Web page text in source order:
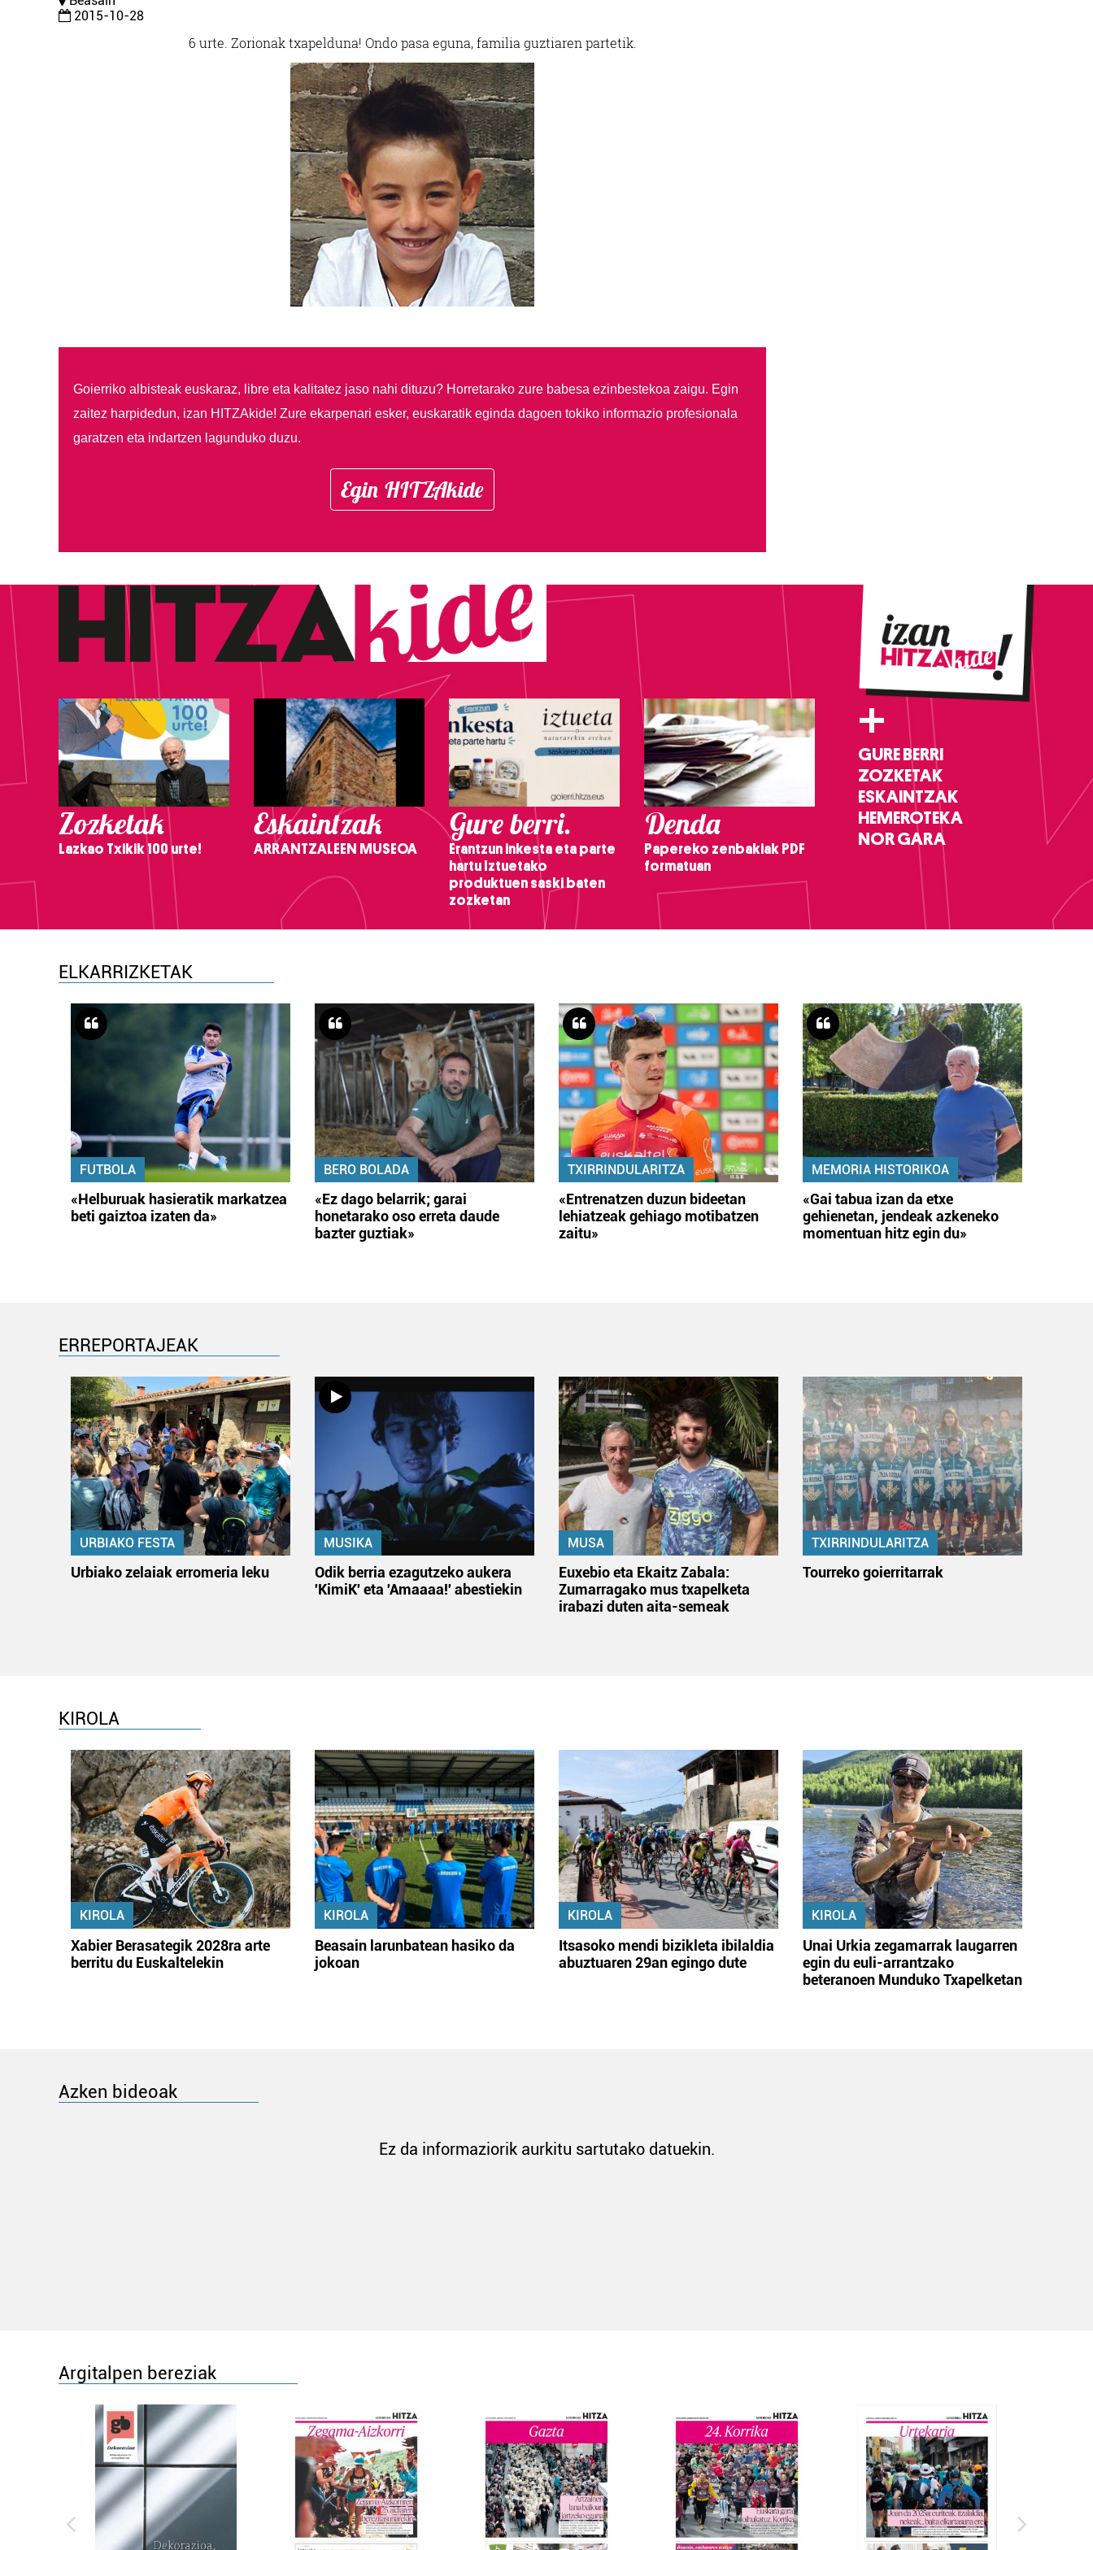
2015-10-28
6 urte. Zorionak txapelduna! Ondo pasa eguna, familia guztiaren partetik.
Goierriko albisteak euskaraz, libre eta kalitatez jaso nahi dituzu? Horretarako zure babesa ezinbestekoa zaigu. Egin
zaitez harpidedun, izan HITZAkide! Zure ekarpenari esker, euskaratik eginda dagoen tokiko informazio profesionala
garatzen eta indartzen lagunduko duzu.
Egin HITZAkide
Zozketak
Lazkao Txikik 100 urte!
Eskaintzak
ARRANTZALEEN MUSEOA
Gure berri.
Erantzun inkesta eta parte
hartu Iztuetako
produktuen saski baten
zozketan
Denda
Papereko zenbakiak PDF
formatuan
+
GURE BERRI
ZOZKETAK
ESKAINTZAK
HEMEROTEKA
NOR GARA
ELKARRIZKETAK
FUTBOLA
«Helburuak hasieratik markatzea
beti gaiztoa izaten da»
BERO BOLADA
«Ez dago belarrik; garai
honetarako oso erreta daude
bazter guztiak»
TXIRRINDULARITZA
«Entrenatzen duzun bideetan
lehiatzeak gehiago motibatzen
zaitu»
MEMORIA HISTORIKOA
«Gai tabua izan da etxe
gehienetan, jendeak azkeneko
momentuan hitz egin du»
ERREPORTAJEAK
URBIAKO FESTA
Urbiako zelaiak erromeria leku
MUSIKA
Odik berria ezagutzeko aukera
'KimiK' eta 'Amaaaa!' abestiekin
MUSA
Euxebio eta Ekaitz Zabala:
Zumarragako mus txapelketa
irabazi duten aita-semeak
TXIRRINDULARITZA
Tourreko goierritarrak
KIROLA
KIROLA
Xabier Berasategik 2028ra arte
berritu du Euskaltelekin
KIROLA
Beasain larunbatean hasiko da
jokoan
KIROLA
Itsasoko mendi bizikleta ibilaldia
abuztuaren 29an egingo dute
KIROLA
Unai Urkia zegamarrak laugarren
egin du euli-arrantzako
beteranoen Munduko Txapelketan
Azken bideoak
Ez da informaziorik aurkitu sartutako datuekin.
Argitalpen bereziak